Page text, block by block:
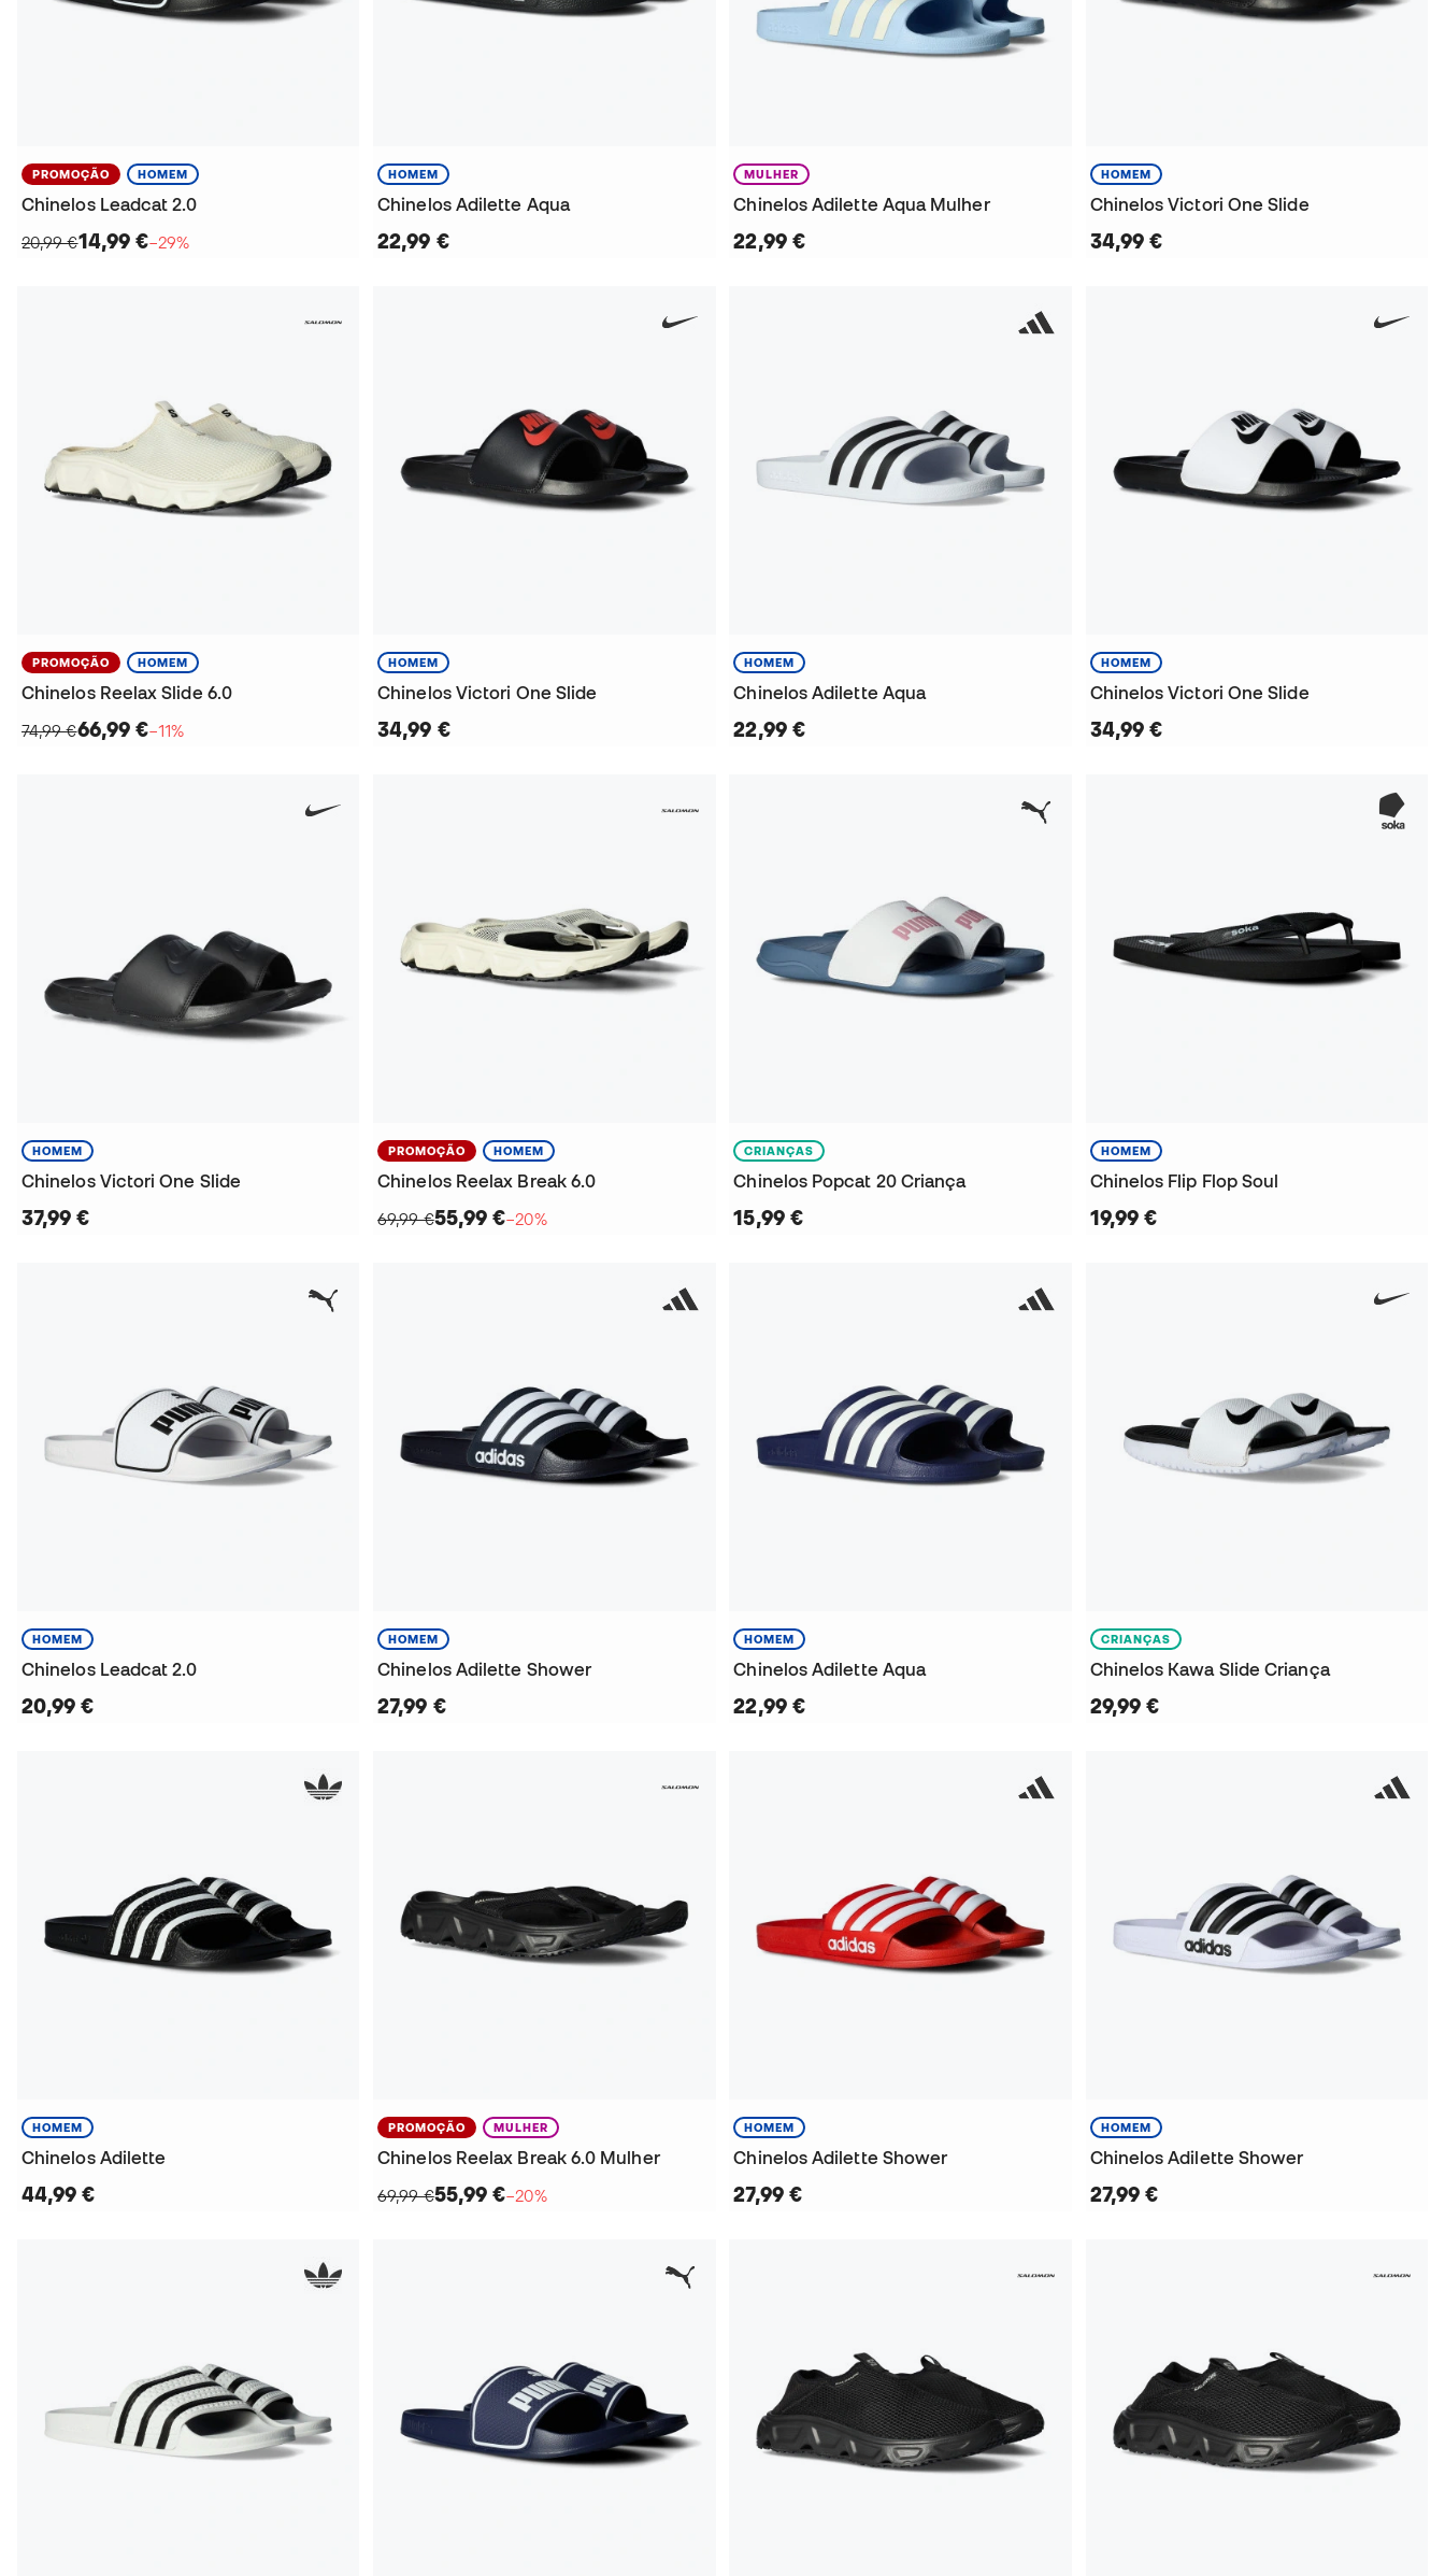
PROMOÇÃO HOMEM
Chinelos Leadcat 2.0
20,99 €14,99 €−29%
HOMEM
Chinelos Adilette Aqua
22,99 €
MULHER
Chinelos Adilette Aqua Mulher
22,99 €
HOMEM
Chinelos Victori One Slide
34,99 €
PROMOÇÃO HOMEM
Chinelos Reelax Slide 6.0
74,99 €66,99 €−11%
HOMEM
Chinelos Victori One Slide
34,99 €
HOMEM
Chinelos Adilette Aqua
22,99 €
HOMEM
Chinelos Victori One Slide
34,99 €
HOMEM
Chinelos Victori One Slide
37,99 €
PROMOÇÃO HOMEM
Chinelos Reelax Break 6.0
69,99 €55,99 €−20%
CRIANÇAS
Chinelos Popcat 20 Criança
15,99 €
HOMEM
Chinelos Flip Flop Soul
19,99 €
HOMEM
Chinelos Leadcat 2.0
20,99 €
HOMEM
Chinelos Adilette Shower
27,99 €
HOMEM
Chinelos Adilette Aqua
22,99 €
CRIANÇAS
Chinelos Kawa Slide Criança
29,99 €
HOMEM
Chinelos Adilette
44,99 €
PROMOÇÃO MULHER
Chinelos Reelax Break 6.0 Mulher
69,99 €55,99 €−20%
HOMEM
Chinelos Adilette Shower
27,99 €
HOMEM
Chinelos Adilette Shower
27,99 €